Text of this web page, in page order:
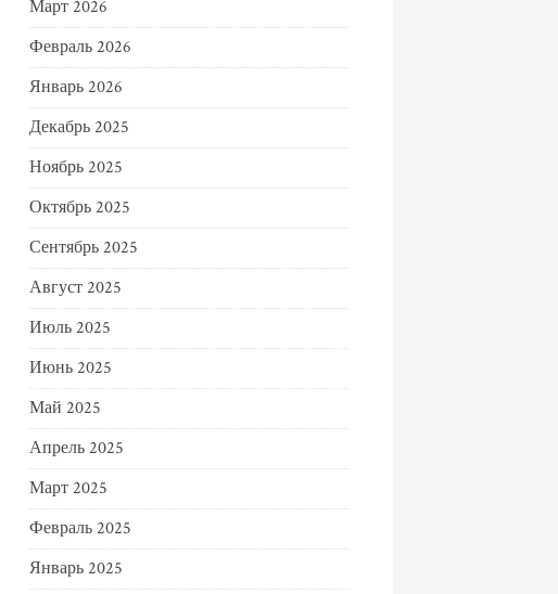
Март 2026
Февраль 2026
Январь 2026
Декабрь 2025
Ноябрь 2025
Октябрь 2025
Сентябрь 2025
Август 2025
Июль 2025
Июнь 2025
Май 2025
Апрель 2025
Март 2025
Февраль 2025
Январь 2025